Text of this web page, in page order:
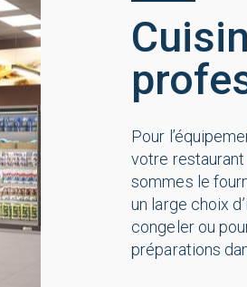
Pour
votre
sommes le
un large choix
congeler ou
préparations